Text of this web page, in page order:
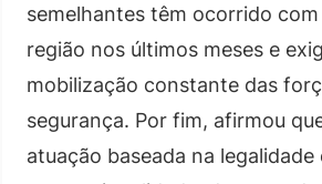
semelhantes têm ocorrido
região nos últimos meses e
mobilização constante das
segurança. Por fim, afirmou
atuação baseada na legalidade